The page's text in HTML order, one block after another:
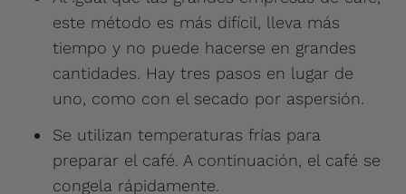
este método es más difícil, lleva más
tiempo y no puede hacerse en grandes
cantidades. Hay tres pasos en lugar de
uno, como con el secado por aspersión.
Se utilizan temperaturas frías para
preparar el café. A continuación, el café se
congela rápidamente.